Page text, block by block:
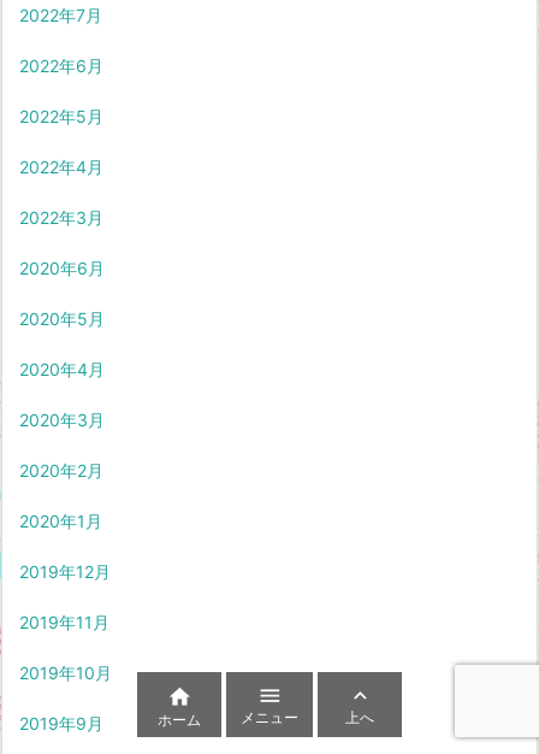
2022年7月
2022年6月
2022年5月
2022年4月
2022年3月
2020年6月
2020年5月
2020年4月
2020年3月
2020年2月
2020年1月
2019年12月
2019年11月
2019年10月
2019年9月

ホーム

メニュー

上へ